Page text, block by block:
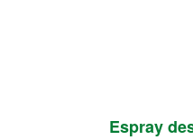
Espray